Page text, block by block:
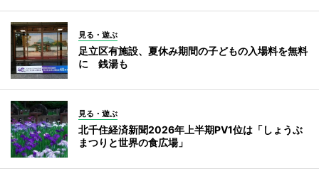
見る・遊ぶ
足立区有施設、夏休み期間の子どもの入場料を無料
に 銭湯も
見る・遊ぶ
北千住経済新聞2026年上半期PV1位は「しょうぶ
まつりと世界の食広場」